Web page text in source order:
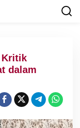
Kritik
dalam